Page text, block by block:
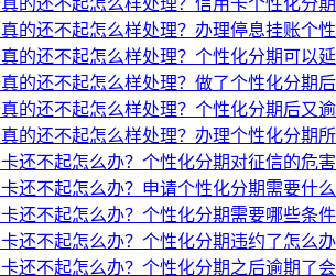
的还不起怎么样处理？办理停息挂账个
的还不起怎么样处理？个性化分期可以
的还不起怎么样处理？做了个性化分期
的还不起怎么样处理？个性化分期后又
的还不起怎么样处理？办理个性化分期
还不起怎么办？个性化分期对征信的危
还不起怎么办？申请个性化分期需要什
还不起怎么办？个性化分期需要哪些条
还不起怎么办？个性化分期违约了怎么
还不起怎么办？个性化分期之后逾期了